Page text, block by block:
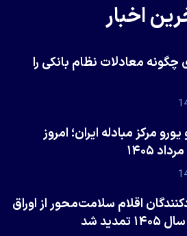
اخبار
چگونه معادلات نظام بانکی را
مرکز مبادله ایران؛ امروز
اقلام سلامت‌محور از اوراق
شد